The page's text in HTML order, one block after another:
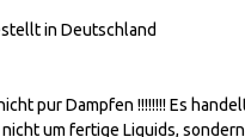
in Deutschland
pur Dampfen !!!!!!!! Es
um fertige Liquids,